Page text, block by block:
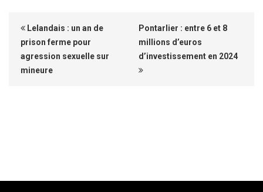
Lelandais : un an de
prison ferme pour
agression sexuelle sur
mineure
Pontarlier : entre 6 et 8
millions d’euros
d’investissement en 2024